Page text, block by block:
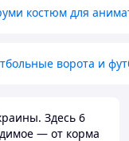
костюм для
ворота и
Здесь 6
— от корма